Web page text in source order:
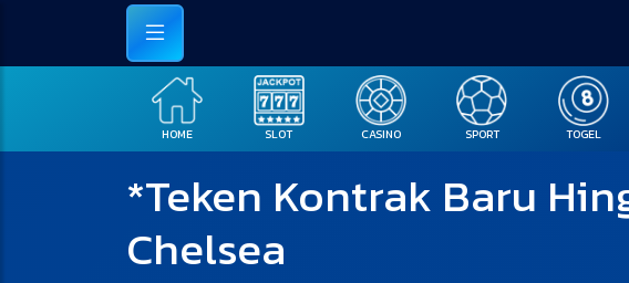
HOME SLOT CASINO SPORT TOGEL
*Teken Kontrak Baru
Chelsea